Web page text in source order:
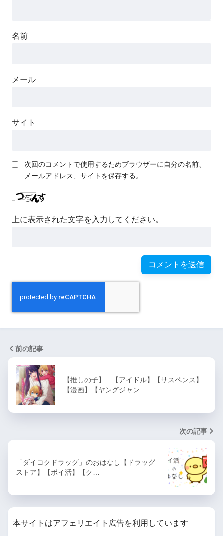
名前
メール
サイト
次回のコメントで使用するためブラウザーに自分の名前、
メールアドレス、サイトを保存する。
上に表示された文字を入力してください。
前の記事
【推しの子】 【アイドル】【サスペンス】
【漫画】【ヤングジャン…
次の記事
「ダイコクドラッグ」のおはなし【ドラッグ
ストア】【ポイ活】【ク…
本サイトはアフェリエイト広告を利用しています